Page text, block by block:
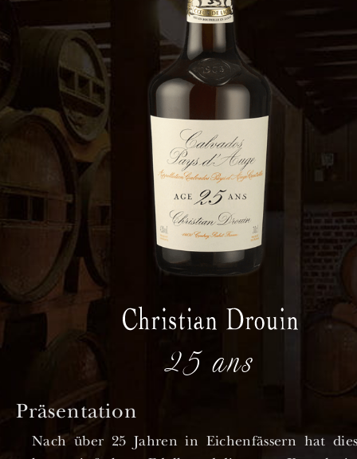
25 ans
Präsentation
Nach über 25 Jahren in Eichenfässern hat